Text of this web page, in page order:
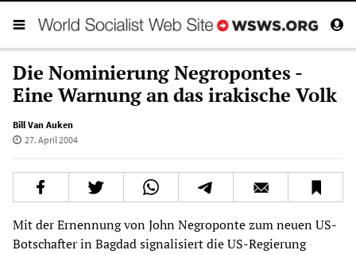
Die Nominierung Negropontes -
Eine Warnung an das irakische Volk
Bill Van Auken
27. April 2004
Mit der Ernennung von John Negroponte zum neuen US-
Botschafter in Bagdad signalisiert die US-Regierung